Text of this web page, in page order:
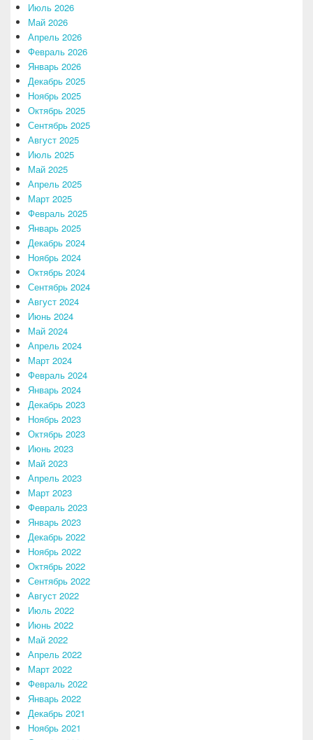
Июль 2026
Май 2026
Апрель 2026
Февраль 2026
Январь 2026
Декабрь 2025
Ноябрь 2025
Октябрь 2025
Сентябрь 2025
Август 2025
Июль 2025
Май 2025
Апрель 2025
Март 2025
Февраль 2025
Январь 2025
Декабрь 2024
Ноябрь 2024
Октябрь 2024
Сентябрь 2024
Август 2024
Июнь 2024
Май 2024
Апрель 2024
Март 2024
Февраль 2024
Январь 2024
Декабрь 2023
Ноябрь 2023
Октябрь 2023
Июнь 2023
Май 2023
Апрель 2023
Март 2023
Февраль 2023
Январь 2023
Декабрь 2022
Ноябрь 2022
Октябрь 2022
Сентябрь 2022
Август 2022
Июль 2022
Июнь 2022
Май 2022
Апрель 2022
Март 2022
Февраль 2022
Январь 2022
Декабрь 2021
Ноябрь 2021